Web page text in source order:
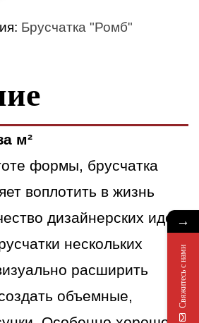
Брусчатка "Ромб"
м²
формы, брусчатка
воплотить в жизнь
дизайнерских идей.
нескольких
расширить
объемные,
→
Свяжитесь с нами